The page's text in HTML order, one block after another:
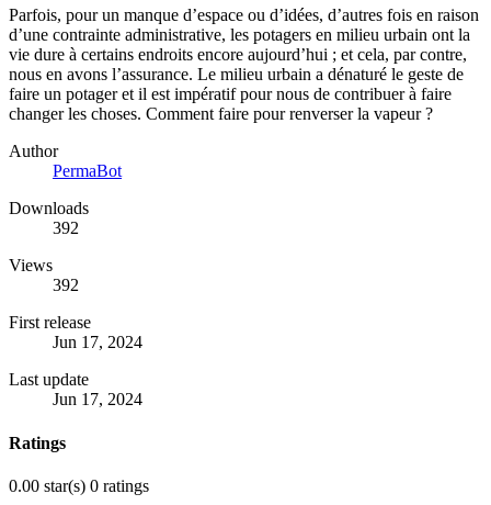
Parfois, pour un manque d’espace ou d’idées, d’autres fois en raison
d’une contrainte administrative, les potagers en milieu urbain ont la
vie dure à certains endroits encore aujourd’hui ; et cela, par contre,
nous en avons l’assurance. Le milieu urbain a dénaturé le geste de
faire un potager et il est impératif pour nous de contribuer à faire
changer les choses. Comment faire pour renverser la vapeur ?
Author
PermaBot
Downloads
392
Views
392
First release
Jun 17, 2024
Last update
Jun 17, 2024
Ratings
0.00 star(s) 0 ratings